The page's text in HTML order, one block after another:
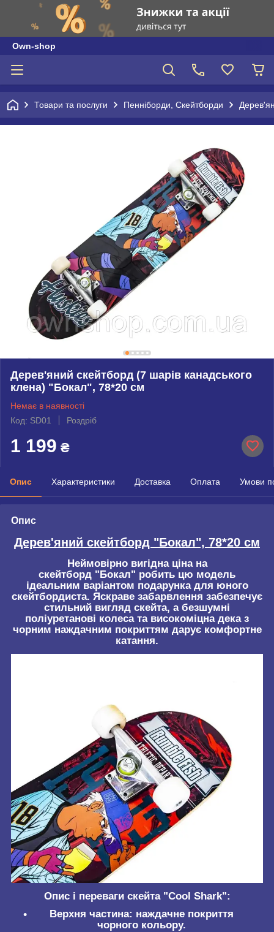
Own-shop
Товари та послуги Пенніборди, Скейтборди
Дерев'яний скейтборд (7 шарів канадського
клена) "Бокал", 78*20 см
Немає в наявності
Код: SD01
Роздріб
1 199 ₴
Опис Характеристики Доставка Оплата Умови
Опис
Дерев'яний скейтборд "Бокал", 78*20 см
Неймовірно вигідна ціна на
скейтборд "Бокал" робить цю модель
ідеальним варіантом подарунка для юного
скейтбордиста. Яскраве забарвлення забезпечує
стильний вигляд скейта, а безшумні
поліуретанові колеса та високоміцна дека з
чорним наждачним покриттям дарує комфортне
катання.
Опис і переваги скейта "Cool Shark":
Верхня частина: наждачне покриття
чорного кольору.